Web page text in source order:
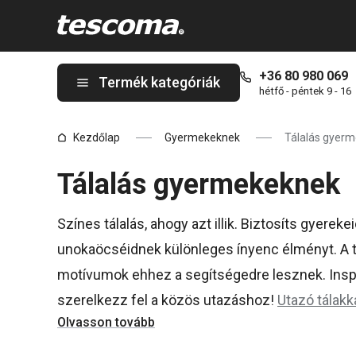
Termék kategóriák +36 80 980 069
hétfő - péntek 9 - 16
Kezdőlap Gyermekeknek Tálalás
Tálalás gyermekeknek
Színes tálalás, ahogy azt illik. Biztosíts
unokaöcséidnek különleges ínyenc élményt.
motívumok ehhez a segítségedre lesznek.
szerelkezz fel a közös utazáshoz! Utazó
választékkal várjuk a legkisebbeket is!
Olvasson tovább